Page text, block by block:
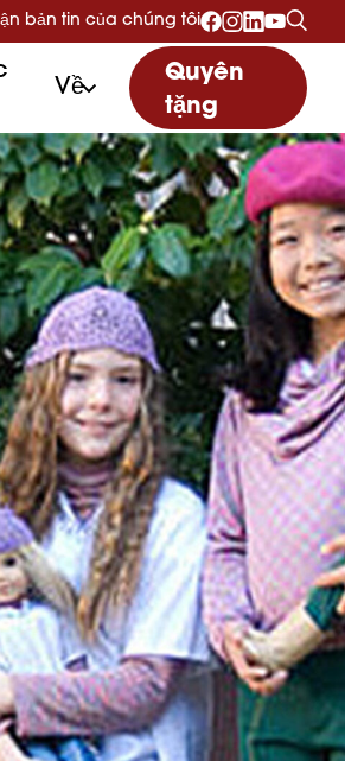
bản tin của chúng tôi
Về
Quyên
tặng